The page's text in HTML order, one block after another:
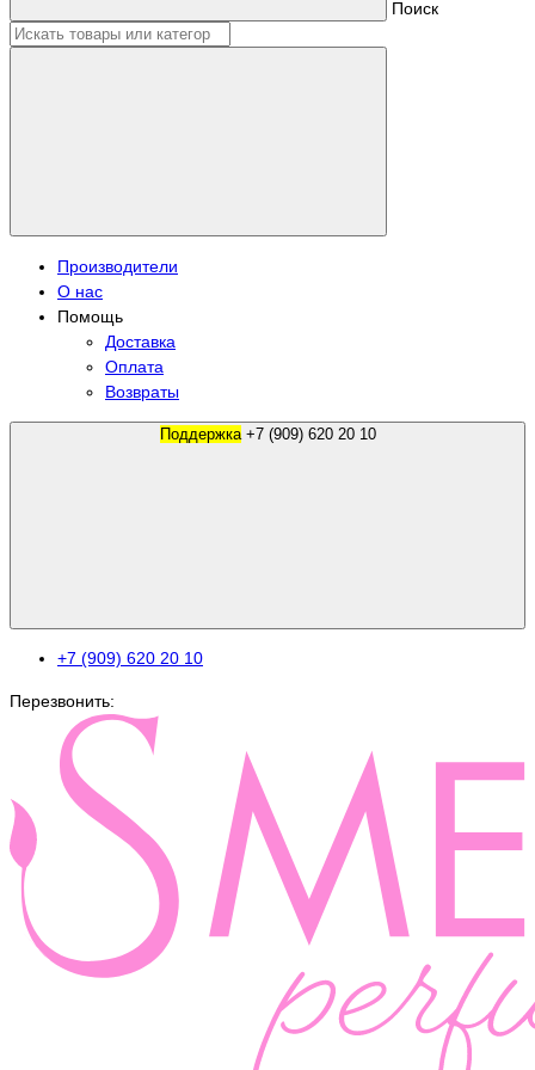
Поиск
Производители
О нас
Помощь
Доставка
Оплата
Возвраты
Поддержка +7 (909) 620 20 10
+7 (909) 620 20 10
Перезвонить: